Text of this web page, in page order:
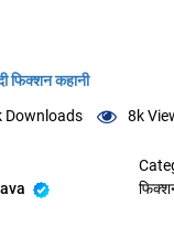
फिक्शन कहानी
Downloads 8k